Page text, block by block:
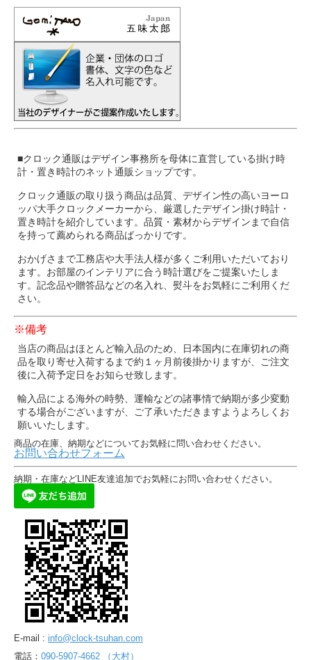
■クロック通販はデザイン事務所を母体に直営している掛け時
計・置き時計のネット通販ショップです。
クロック通販の取り扱う商品は品質、デザイン性の高いヨーロ
ッパ大手クロックメーカーから、厳選したデザイン掛け時計・
置き時計を紹介しています。品質・素材からデザインまで自信
を持って薦められる商品ばっかりです。
おかげさまで工務店や大手法人様が多くご利用いただいており
ます。お部屋のインテリアに合う時計選びをご提案いたしま
す。記念品や贈答品などの名入れ、熨斗をお気軽にご利用くだ
さい。
※備考
当店の商品はほとんど輸入品のため、日本国内に在庫切れの商
品を取り寄せ入荷するまで約１ヶ月前後掛かりますが、ご注文
後に入荷予定日をお知らせ致します。
輸入品による海外の時勢、運輸などの諸事情で納期が多少変動
する場合がございますが、ご了承いただきますようよろしくお
願いいたします。
商品の在庫、納期などについてお気軽に問い合わせください。
お問い合わせフォーム
納期・在庫などLINE友達追加でお気軽にお問い合わせください。
E-mail : info@clock-tsuhan.com
電話： 090-5907-4662 （大村）